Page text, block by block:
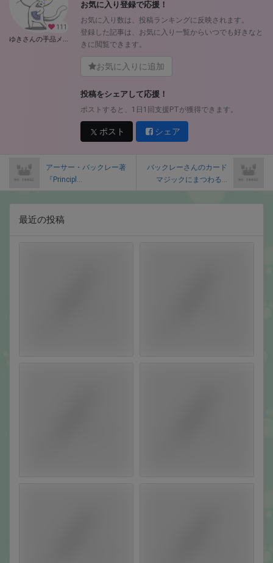
111
ゆきさんの手品メモ (ゆき)
お気に入り登録で応援！
お気に入り数は、投稿ランキングに反映されます。
登録した記事は、お気に入り一覧からいつでも好きなと
きに閲覧できます。
お気に入りに追加
投稿をシェアして応援！
ポストすると、1日1回支援PTが獲得できます。
ポスト シェア
アーサー・バックレー著
『Principl...
バックレーさんのカード
マジックにまつわる...
最近の投稿